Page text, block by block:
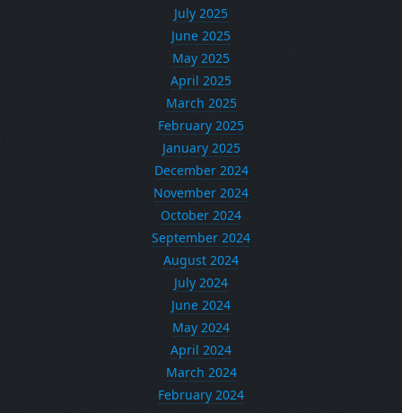
July 2025
June 2025
May 2025
April 2025
March 2025
February 2025
January 2025
December 2024
November 2024
October 2024
September 2024
August 2024
July 2024
June 2024
May 2024
April 2024
March 2024
February 2024